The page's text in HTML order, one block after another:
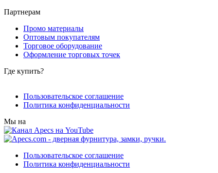
Партнерам
Промо материалы
Оптовым покупателям
Торговое оборудование
Оформление торговых точек
Где купить?
Пользовательское соглашение
Политика конфиденциальности
Мы на
Пользовательское соглашение
Политика конфиденциальности